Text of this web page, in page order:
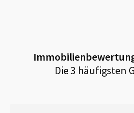
Die 3 häufigsten